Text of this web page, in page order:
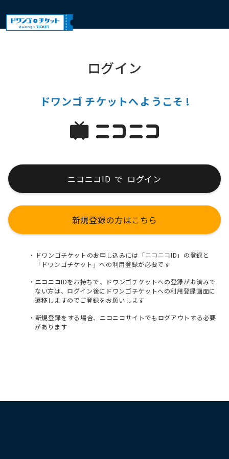
ログイン
ドワンゴ チケットへようこそ !
ニコニコID で ログイン
新規登録の方はこちら
ドワンゴチケットのお申し込みには「ニコニコID」の登録と
「ドワンゴチケット」への利用登録が必要です
ニコニコIDをお持ちで、ドワンゴチケットへの登録がお済みで
ない方は、ログイン後にドワンゴチケットへの利用登録画面に
遷移しますのでご登録をお願いします
新規登録をする場合、ニコニコサイトでもログアウトする必要
があります